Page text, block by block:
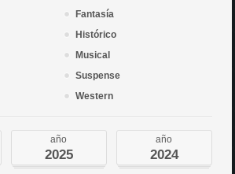
Fantasía
Histórico
Musical
Suspense
Western
año
2025
año
2024